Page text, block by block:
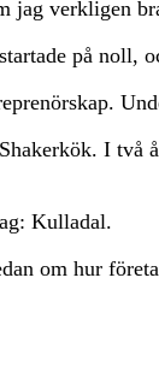
jag verkligen
på noll,
I
Kulladal.
om hur